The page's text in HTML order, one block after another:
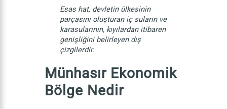
Esas hat, devletin ülkesinin
parçasını oluşturan iç suların ve
karasularının, kıyılardan itibaren
genişliğini belirleyen dış
çizgilerdir.
Münhasır Ekonomik
Bölge Nedir